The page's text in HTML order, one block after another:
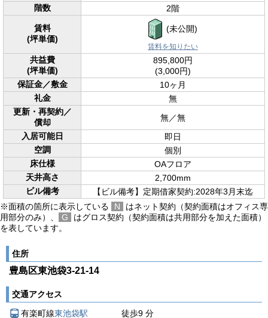
階数
2階
賃料
(坪単価)
(未公開)
賃料を知りたい
共益費
(坪単価)
895,800円
(3,000円)
保証金／敷金
10ヶ月
礼金
無
更新・再契約／
償却
無／無
入居可能日
即日
空調
個別
床仕様
OAフロア
天井高さ
2,700mm
ビル備考
【ビル備考】定期借家契約:2028年3月末迄
※面積の箇所に表示している
N
はネット契約（契約面積はオフィス専
用部分のみ）、
G
はグロス契約（契約面積は共用部分を加えた面積）
を表しています。
住所
豊島区東池袋3-21-14
交通アクセス
有楽町線東池袋駅 徒歩9 分